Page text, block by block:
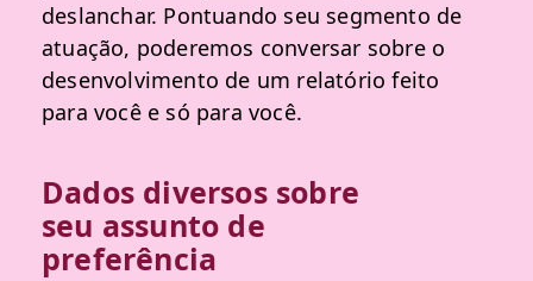
deslanchar. Pontuando seu segmento de
atuação, poderemos conversar sobre o
desenvolvimento de um relatório feito
para você e só para você.
Dados diversos sobre
seu assunto de
preferência